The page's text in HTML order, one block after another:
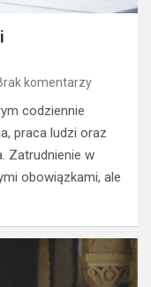
komentarzy
codziennie
praca ludzi oraz
Zatrudnienie w
obowiązkami, ale